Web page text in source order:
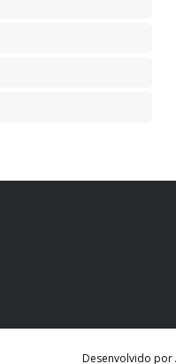
Desenvolvido por